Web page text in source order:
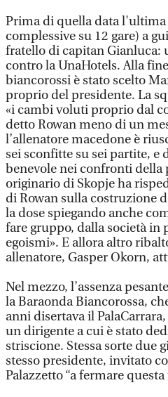
Prima di quella data
complessive su 12 gare) a
fratello di capitan Gianluca:
contro la UnaHotels. Alla
biancorossi è stato scelto
proprio del presidente. La
«i cambi voluti proprio dal
detto Rowan meno di un
l’allenatore macedone è
sei sconfitte su sei partite,
benevole nei confronti della
originario di Skopje ha
di Rowan sulla costruzione
la dose spiegando anche
fare gruppo, dalla società in
egoismi». E allora altro
allenatore, Gasper Okorn,
Nel mezzo, l’assenza
la Baraonda Biancorossa,
anni disertava il
un dirigente a cui è stato
striscione. Stessa sorte due
stesso presidente, invitato
Palazzetto “a fermare questa